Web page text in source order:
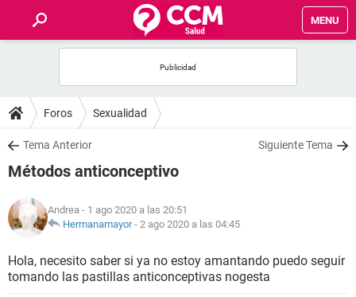
MENU
FOROS
SALUD
NUTRICIÓN
BIENESTAR
Foros Sexualidad
Tema Anterior Siguiente Tema
Métodos anticonceptivo
Andrea - 1 ago 2020 a las 20:51
Hermanamayor- 2 ago 2020 a las 04:45
Hola, necesito saber si ya no estoy amantando puedo seguir
tomando las pastillas anticonceptivas nogesta